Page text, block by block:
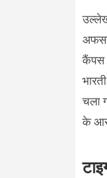
उल्लेख
कैंपस
चला
के